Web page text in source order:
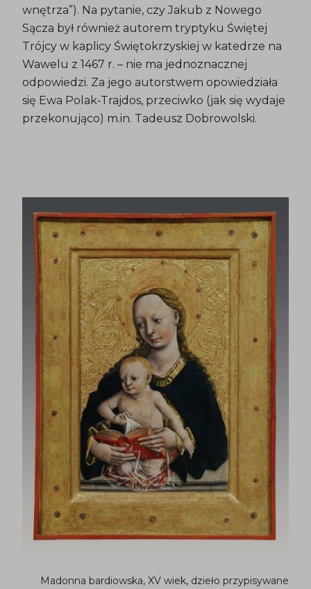
wnętrza”). Na pytanie, czy Jakub z Nowego
Sącza był również autorem tryptyku Świętej
Trójcy w kaplicy Świętokrzyskiej w katedrze na
Wawelu z 1467 r. – nie ma jednoznacznej
odpowiedzi. Za jego autorstwem opowiedziała
się Ewa Polak-Trajdos, przeciwko (jak się wydaje
przekonująco) m.in. Tadeusz Dobrowolski.
Madonna bardiowska, XV wiek, dzieło przypisywane